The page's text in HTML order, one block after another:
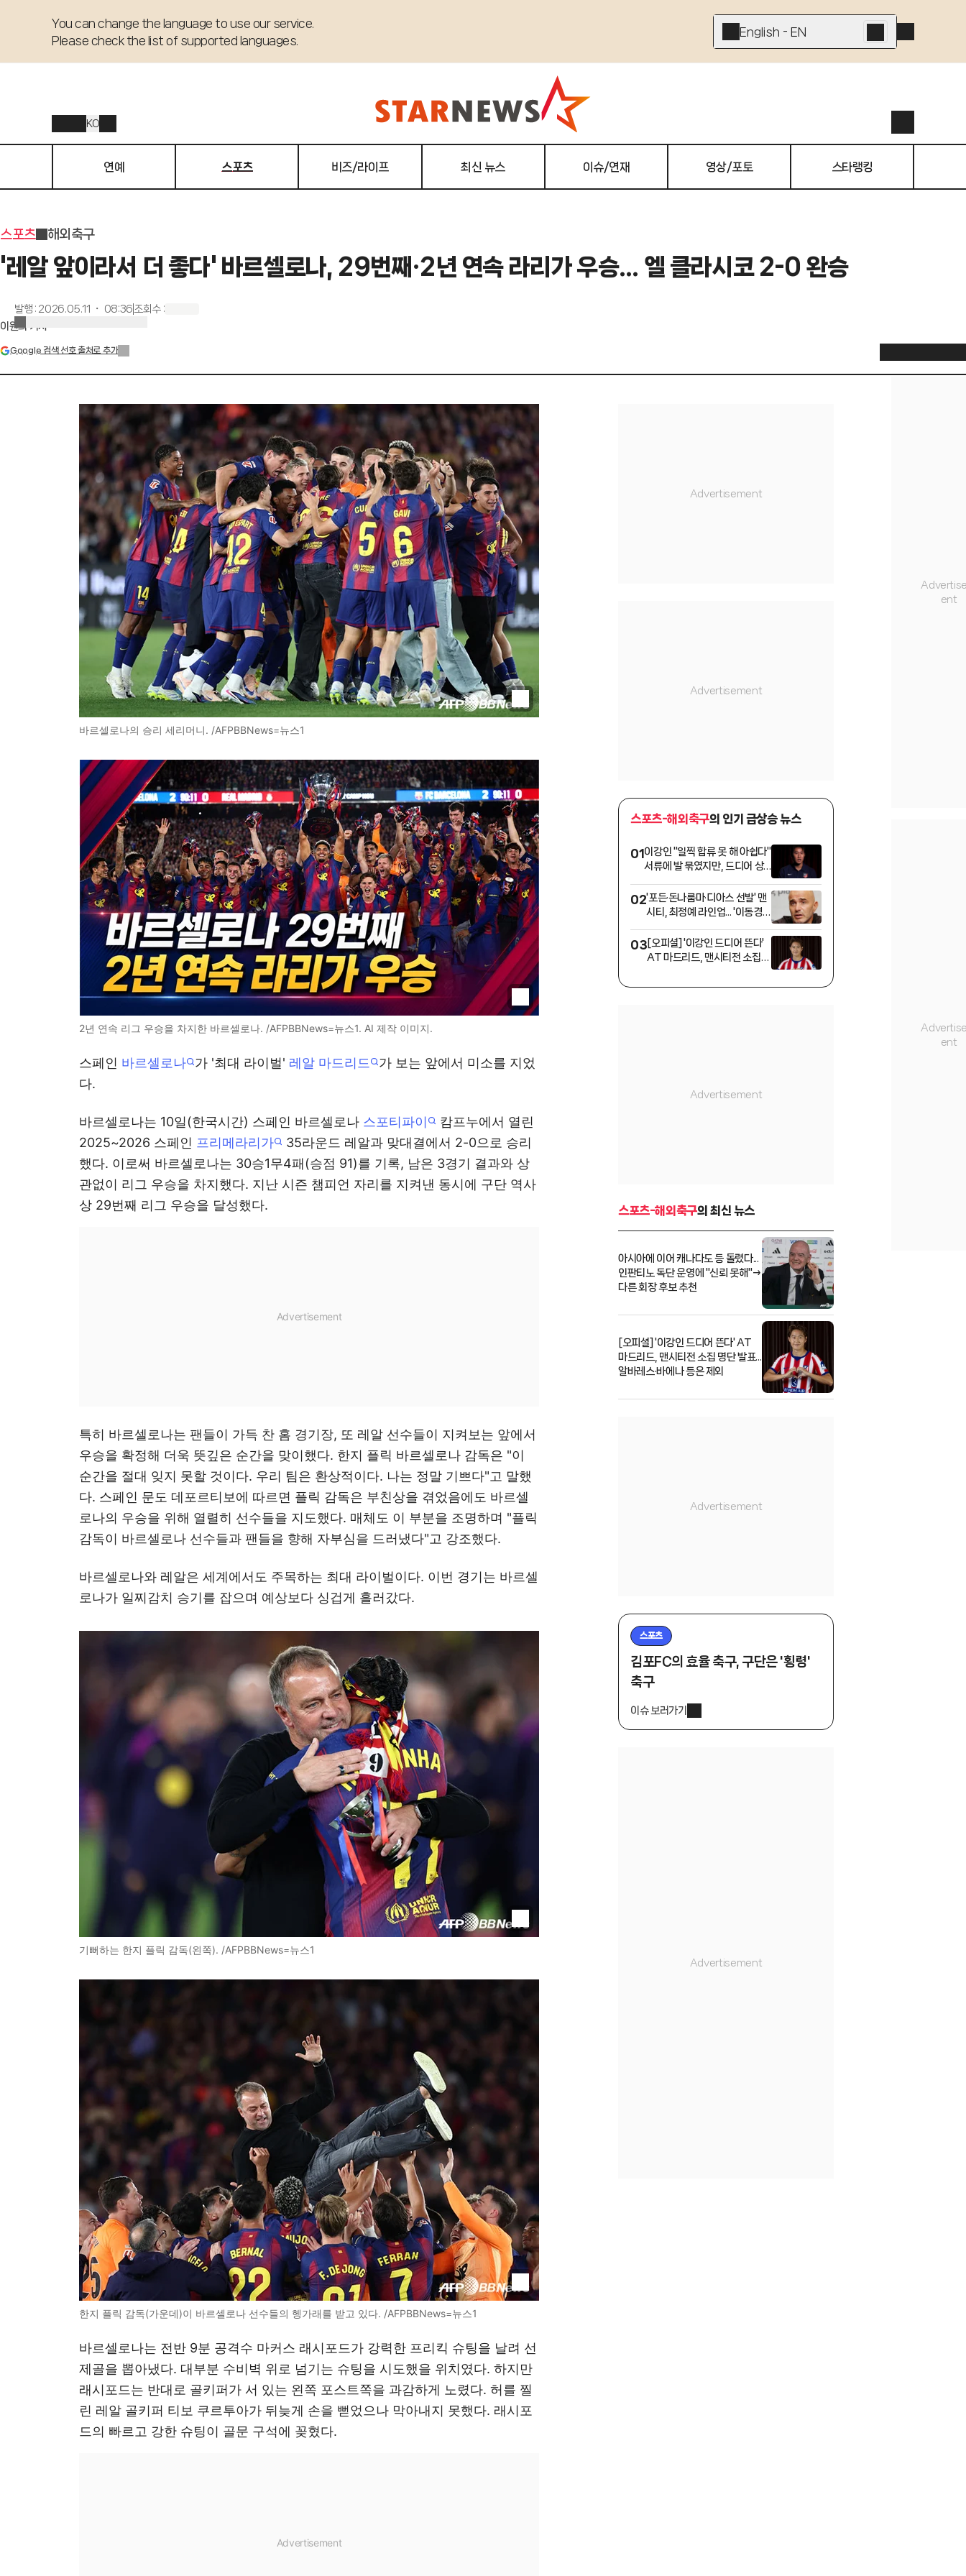
You can change the language to use our service.
Please check the list of supported languages.
English - EN
KO
연예 스포츠 비즈/라이프 최신 뉴스 이슈/연재 영상/포토 스타랭킹
스포츠 해외축구
'레알 앞이라서 더 좋다' 바르셀로나, 29번째·2년 연속 라리가 우승... 엘 클라시코 2-0 완승
발행 : 2026.05.11 ・ 08:36 조회수:
이원희 기자
Google 검색 선호 출처로 추가
바르셀로나의 승리 세리머니. /AFPBBNews=뉴스1
2년 연속 리그 우승을 차지한 바르셀로나. /AFPBBNews=뉴스1. AI 제작 이미지.
스페인 바르셀로나 가 '최대 라이벌' 레알 마드리드
가 보는 앞에서 미소를 지었
다.
바르셀로나는 10일(한국시간) 스페인 바르셀로나 스포티파이
캄프누에서 열린
2025~2026 스페인 프리메라리가
35라운드 레알과 맞대결에서 2-0으로 승리
했다. 이로써 바르셀로나는 30승1무4패(승점 91)를 기록, 남은 3경기 결과와 상
관없이 리그 우승을 차지했다. 지난 시즌 챔피언 자리를 지켜낸 동시에 구단 역사
상 29번째 리그 우승을 달성했다.
특히 바르셀로나는 팬들이 가득 찬 홈 경기장, 또 레알 선수들이 지켜보는 앞에서
우승을 확정해 더욱 뜻깊은 순간을 맞이했다. 한지 플릭 바르셀로나 감독은 "이
순간을 절대 잊지 못할 것이다. 우리 팀은 환상적이다. 나는 정말 기쁘다"고 말했
다. 스페인 문도 데포르티보에 따르면 플릭 감독은 부친상을 겪었음에도 바르셀
로나의 우승을 위해 열렬히 선수들을 지도했다. 매체도 이 부분을 조명하며 "플릭
감독이 바르셀로나 선수들과 팬들을 향해 자부심을 드러냈다"고 강조했다.
바르셀로나와 레알은 세계에서도 주목하는 최대 라이벌이다. 이번 경기는 바르셀
로나가 일찌감치 승기를 잡으며 예상보다 싱겁게 흘러갔다.
기뻐하는 한지 플릭 감독(왼쪽). /AFPBBNews=뉴스1
한지 플릭 감독(가운데)이 바르셀로나 선수들의 헹가래를 받고 있다. /AFPBBNews=뉴스1
바르셀로나는 전반 9분 공격수 마커스 래시포드가 강력한 프리킥 슈팅을 날려 선
제골을 뽑아냈다. 대부분 수비벽 위로 넘기는 슈팅을 시도했을 위치였다. 하지만
래시포드는 반대로 골키퍼가 서 있는 왼쪽 포스트쪽을 과감하게 노렸다. 허를 찔
린 레알 골키퍼 티보 쿠르투아가 뒤늦게 손을 뻗었으나 막아내지 못했다. 래시포
드의 빠르고 강한 슈팅이 골문 구석에 꽂혔다.
스포츠-해외축구의 인기 급상승 뉴스
01이강인 "일찍 합류 못 해 아쉽다"
서류에 발 묶였지만, 드디어 상
한 건 팀" 강조
02'포든·돈나룸마·디아스 선발' 맨
시티, 최정예 라인업... '이동경
격돌 [상암 현장]
03[오피셜] '이강인 드디어 뜬다'
AT 마드리드, 맨시티전 소집
은 제외
스포츠-해외축구의 최신 뉴스
아시아에 이어 캐나다도 등 돌렸다...
인판티노 독단 운영에 "신뢰 못해"→
다른 회장 후보 추천
[오피셜] '이강인 드디어 뜬다' AT
마드리드, 맨시티전 소집 명단 발표...
알바레스·바에나 등은 제외
스포츠
김포FC의 효율 축구, 구단은 '횡령'
축구
이슈 보러가기